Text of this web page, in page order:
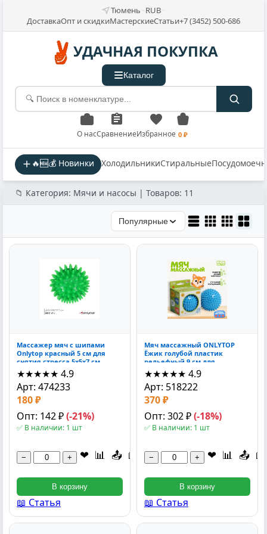
Тюмень RUB
ДоставкаОпт и скидкиМастерскиеСтатьи+7 (3452) 500-686
УДАЧНАЯ ПОКУПКА
Каталог
О насСравнениеИзбранное 0 ₽
🔥🆕💰 Новинки ХолодильникиСтиральные
📁 Категория: Мячи и насосы | Товаров: 11
Популярные
Массажер мяч с шипами
Onlytop красный 5 см для
снятия стресса 5x5x7 см
★★★★★ 4.9
Арт: 474233
180 ₽
Опт: 142 ₽(-21%)
✅ В наличии: 1 шт
− + ❤ 📊 📤 📖
В корзину
📖 Статья
Мяч массажный ONLYTOP
Ёжик голубой пластик
рельефный 9 см для
моторики 9.3x9.3x9.3 см
★★★★★ 4.9
Арт: 518222
370 ₽
Опт: 302 ₽(-18%)
✅ В наличии: 1 шт
− + ❤ 📊 📤 📖
В корзину
📖 Статья